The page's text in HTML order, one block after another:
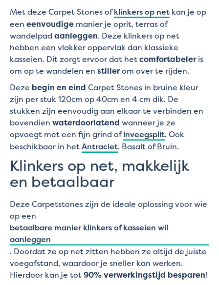
Met deze Carpet Stones ofklinkers op net kan je op
een eenvoudige manier je oprit, terras of
wandelpad aanleggen. Deze klinkers op net
hebben een vlakker oppervlak dan klassieke
kasseien. Dit zorgt ervoor dat hetcomfortabeleris
om op te wandelen en stillerom over te rijden.
Deze begin en eind Carpet Stones in bruine kleur
zijn per stuk 120cm op 40cm en 4 cm dik. De
stukken zijn eenvoudig aan elkaar te verbinden en
bovendien waterdoorlatend wanneer je ze
opvoegt met een fijn grind ofinveegsplit. Ook
beschikbaar in hetAntraciet, Basalt of Bruin.
Klinkers op net, makkelijk
en betaalbaar
Deze Carpetstones zijn de ideale oplossing voor wie
op een
betaalbare manier klinkers of kasseien wil
aanleggen
. Doordat ze op net zitten hebben ze altijd de juiste
voegafstand, waardoor je sneller kan werken.
Hierdoor kan je tot90% verwerkingstijd besparen!